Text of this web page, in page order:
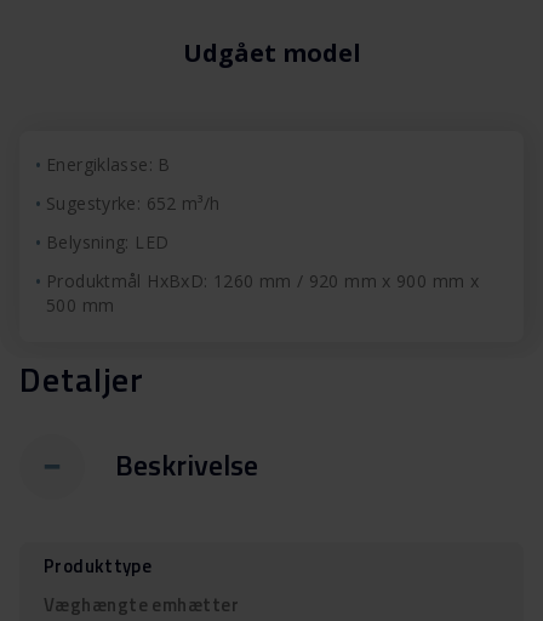
Udgået model
Energiklasse: B
Sugestyrke: 652 m³/h
Belysning: LED
Produktmål HxBxD: 1260 mm / 920 mm x 900 mm x
500 mm
Detaljer
Beskrivelse
Produkttype
Væghængte emhætter